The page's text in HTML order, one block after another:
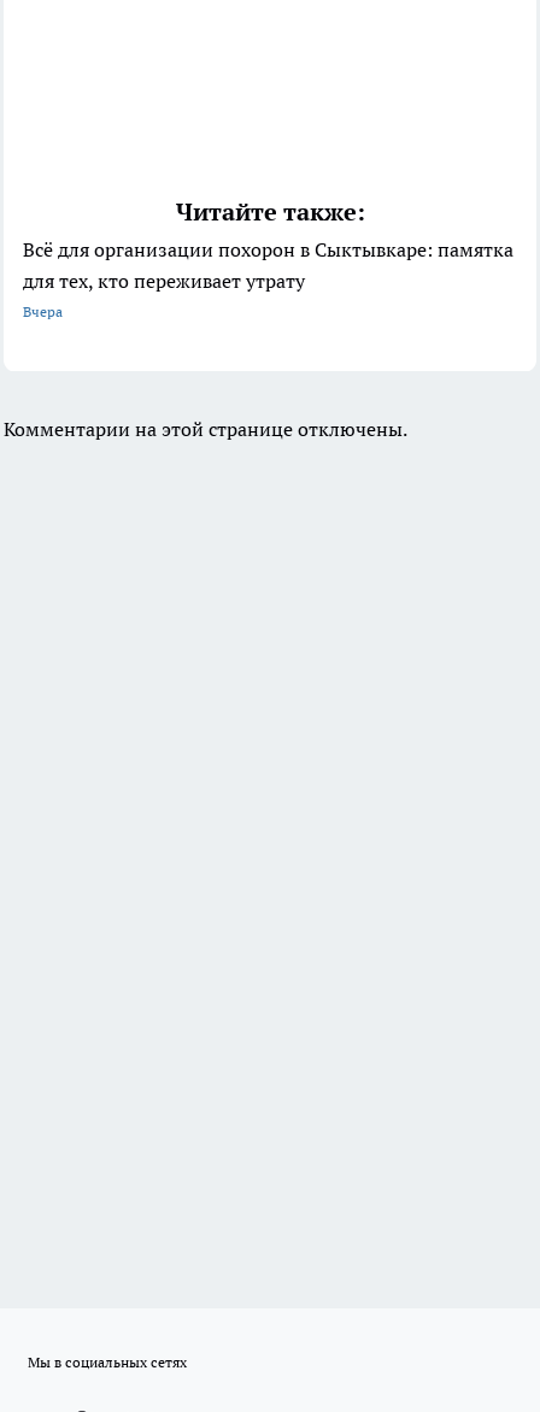
Читайте также:
Всё для организации похорон в Сыктывкаре: памятка
для тех, кто переживает утрату
Вчера
Комментарии на этой странице отключены.
Мы в социальных сетях